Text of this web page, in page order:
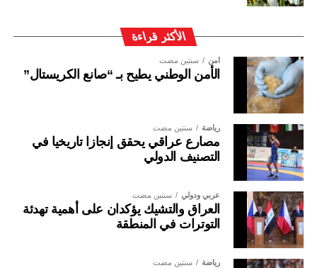
الأكثر قراءة
أمن سنتين مضت
الأمن الوطني يطيح بـ “صانع الكريستال”
رياضة سنتين مضت
مصارع عراقي يحقق إنجازا تاريخيا في
التصنيف الدولي
عربي ودولي سنتين مضت
العراق والتشيك يؤكدان على أهمية تهدئة
التوترات في المنطقة
رياضة سنتين مضت